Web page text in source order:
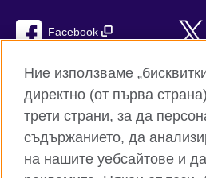
Facebook
TikTok
Ние използваме
директно (от първа
трети страни, за да
съдържанието, да
на нашите уебсайтове и